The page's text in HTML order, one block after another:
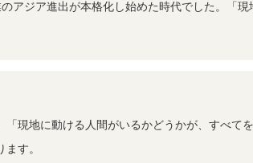
アジア進出が本格化し始めた時代でした。「
現地に動ける人間がいるかどうかが、すべ
す。